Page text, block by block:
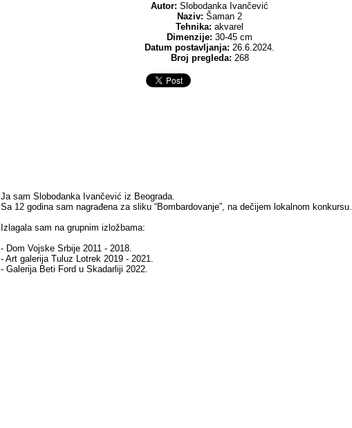
Autor: Slobodanka Ivančević
Naziv: Šaman 2
Tehnika: akvarel
Dimenzije: 30-45 cm
Datum postavljanja: 26.6.2024.
Broj pregleda: 268
Ja sam Slobodanka Ivančević iz Beograda.
Sa 12 godina sam nagrađena za sliku “Bombardovanje”, na dečijem lokalnom konkursu.
Izlagala sam na grupnim izložbama:
- Dom Vojske Srbije 2011 - 2018.
- Art galerija Tuluz Lotrek 2019 - 2021.
- Galerija Beti Ford u Skadarliji 2022.